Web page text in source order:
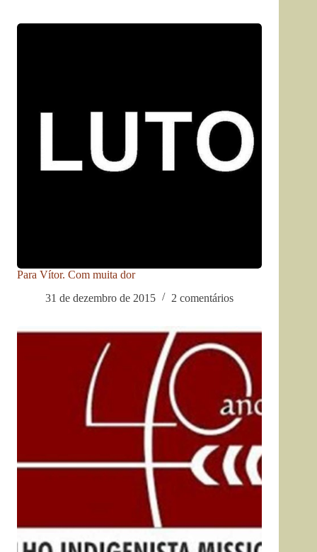
Para Vítor. Com muita dor
31 de dezembro de 2015
2 comentários